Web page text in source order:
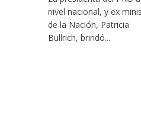
nivel nacional, y ex
de la Nación, Patricia
Bullrich, brindó...